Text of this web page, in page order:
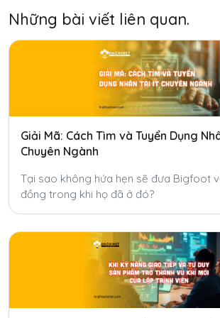
Những bài viết liên quan.
Giải Mã: Cách Tìm và Tuyển Dụng
Chuyên Ngành
Tại sao không hứa hẹn sẽ đưa Bigfoot
đồng trong khi họ đã ở đó?